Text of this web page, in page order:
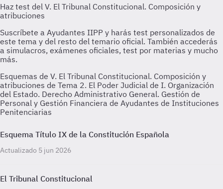
Esquemas de V. El Tribunal Constitucional. Composición y
atribuciones de Tema 2. El Poder Judicial de I. Organización
del Estado. Derecho Administrativo General. Gestión de
Personal y Gestión Financiera de Ayudantes de Instituciones
Penitenciarias
Esquema Título IX de la Constitución Española
Actualizado 5 jun 2026
El Tribunal Constitucional